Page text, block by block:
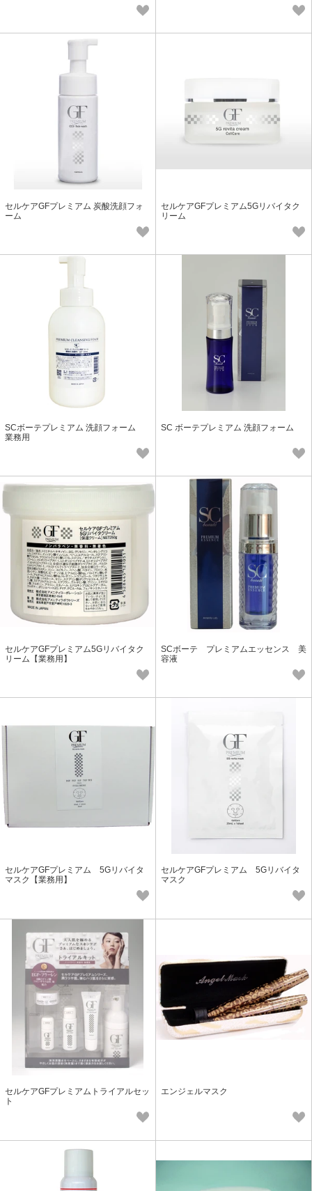
セルケアGFプレミアム 炭酸洗顔フォ
ーム
セルケアGFプレミアム5Gリバイタク
リーム
SCボーテプレミアム 洗顔フォーム
業務用
SC ボーテプレミアム 洗顔フォーム
セルケアGFプレミアム5Gリバイタク
リーム【業務用】
SCボーテ プレミアムエッセンス 美
容液
セルケアGFプレミアム 5Gリバイタ
マスク【業務用】
セルケアGFプレミアム 5Gリバイタ
マスク
セルケアGFプレミアムトライアルセッ
ト
エンジェルマスク